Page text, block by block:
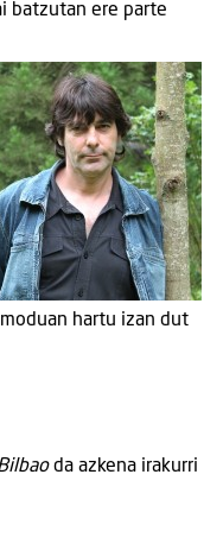
batzutan ere parte
hartu izan dut
da azkena irakurri